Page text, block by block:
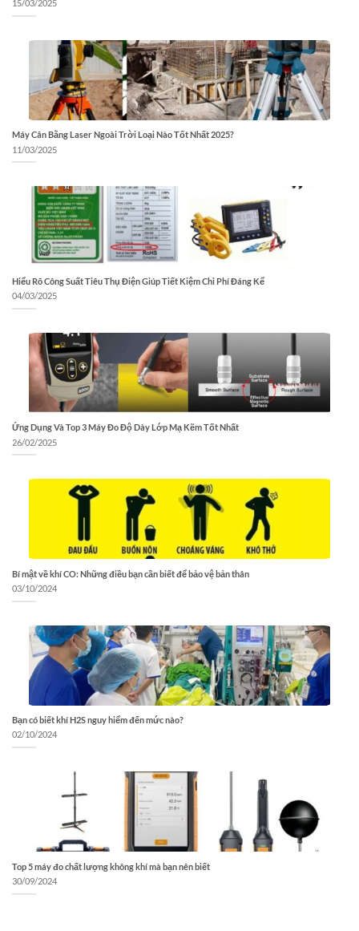
15/03/2025
Máy Cân Bằng Laser Ngoài Trời Loại Nào Tốt Nhất 2025?
11/03/2025
Hiểu Rõ Công Suất Tiêu Thụ Điện Giúp Tiết Kiệm Chi Phí Đáng Kể
04/03/2025
Ứng Dụng Và Top 3 Máy Đo Độ Dày Lớp Mạ Kẽm Tốt Nhất
26/02/2025
Bí mật về khí CO: Những điều bạn cần biết để bảo vệ bản thân
03/10/2024
Bạn có biết khí H2S nguy hiểm đến mức nào?
02/10/2024
Top 5 máy đo chất lượng không khí mà bạn nên biết
30/09/2024